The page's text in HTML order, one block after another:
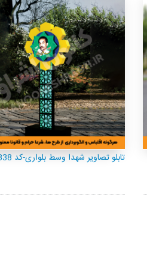
تابلو تصاویر شهدا وسط بلواری-کد SB38